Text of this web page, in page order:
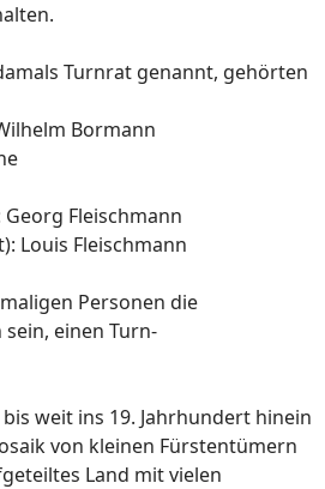
Turnrat genannt, gehörten
Bormann
Fleischmann
Louis Fleischmann
Personen die
einen Turn-
weit ins 19. Jahrhundert hinein
von kleinen Fürstentümern
Land mit vielen